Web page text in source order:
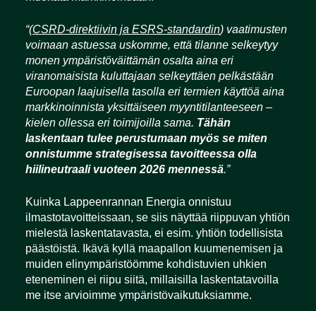
“(CSRD-direktiivin ja ESRS-standardin) vaatimusten
voimaan astuessa uskomme, että tilanne selkeytyy
monen ympäristöväittämän osalta aina eri
viranomaisista kuluttajaan selkeyttäen pelkästään
Euroopan laajuisella tasolla eri termien käyttöä aina
markkinoinnista yksittäiseen myyntitilanteeseen –
kielen ollessa eri toimijoilla sama. Tähän
laskentaan tulee perustumaan myös se miten
onnistumme strategisessa tavoitteessa olla
hiilineutraali vuoteen 2026 mennessä.”
Kuinka Lappeenrannan Energia onnistuu
ilmastotavoitteissaan, se siis näyttää riippuvan yhtiön
mielestä laskentatavasta, ei esim. yhtiön todellisista
päästöistä. Ikävä kyllä maapallon kuumenemisen ja
muiden elinympäristöömme kohdistuvien uhkien
eteneminen ei riipu siitä, millaisilla laskentatavoilla
me itse arvioimme ympäristövaikutuksiamme.